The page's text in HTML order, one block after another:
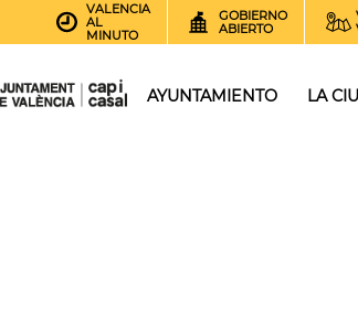
VALENCIA
AL
MINUTO
GOBIERNO
ABIERTO
AYUNTAMIENTO LA